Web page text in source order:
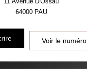
64000 PAU
Voir le numéro